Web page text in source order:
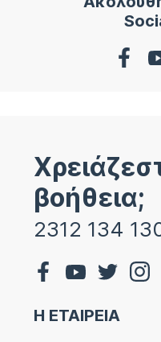
βοήθεια;
2312 134
Η ΕΤΑΙΡΕΙΑ